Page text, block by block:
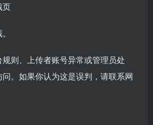
页
则、上传者账号异常或管理员处
。如果你认为这是误判，请联系网